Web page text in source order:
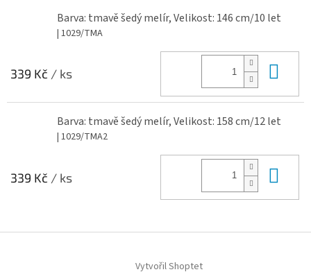
Barva: tmavě šedý melír, Velikost: 146 cm/10 let
| 1029/TMA
339 Kč / ks
Barva: tmavě šedý melír, Velikost: 158 cm/12 let
| 1029/TMA2
339 Kč / ks
Vytvořil Shoptet